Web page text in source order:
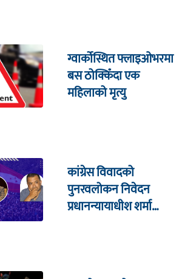
ग्वार्कोस्थित फ्लाइओभरमा
बस ठोक्किँदा एक
महिलाको मृत्यु
कांग्रेस विवादको
पुनरवलोकन निवेदन
प्रधानन्यायाधीश शर्मा